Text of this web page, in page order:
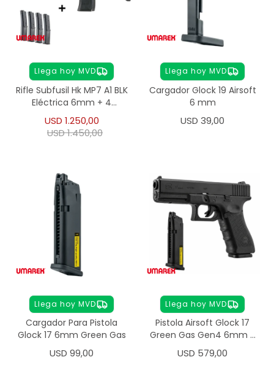
Llega hoy MVD
Rifle Subfusil Hk MP7 A1 BLK
Eléctrica 6mm + 4
Cargadores
USD 1.250,00
USD1.450,00
Llega hoy MVD
Cargador Glock 19 Airsoft
6 mm
USD 39,00
Llega hoy MVD
Cargador Para Pistola
Glock 17 6mm Green Gas
USD 99,00
Llega hoy MVD
Pistola Airsoft Glock 17
Green Gas Gen4 6mm +
Cargador
USD 579,00